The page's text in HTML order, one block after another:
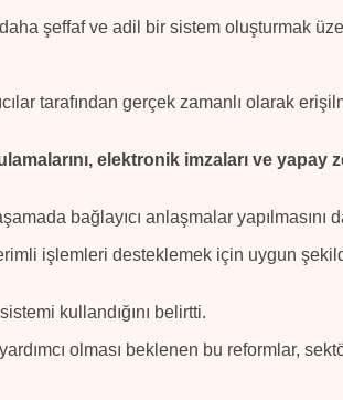
şeffaf ve adil bir sistem oluşturmak
tarafından gerçek zamanlı olarak
elektronik imzaları ve yapay
bağlayıcı anlaşmalar yapılmasını
işlemleri desteklemek için uygun
kullandığını belirtti.
olması beklenen bu reformlar,